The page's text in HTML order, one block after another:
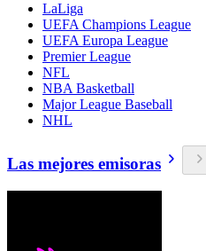
LaLiga
UEFA Champions League
UEFA Europa League
Premier League
NFL
NBA Basketball
Major League Baseball
NHL
Las mejores emisoras